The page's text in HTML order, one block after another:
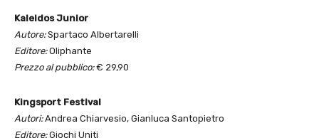
Kaleidos Junior
Autore:Spartaco Albertarelli
Editore:Oliphante
Prezzo al pubblico:€ 29,90
Kingsport Festival
Autori:Andrea Chiarvesio, Gianluca Santopietro
Editore:Giochi Uniti